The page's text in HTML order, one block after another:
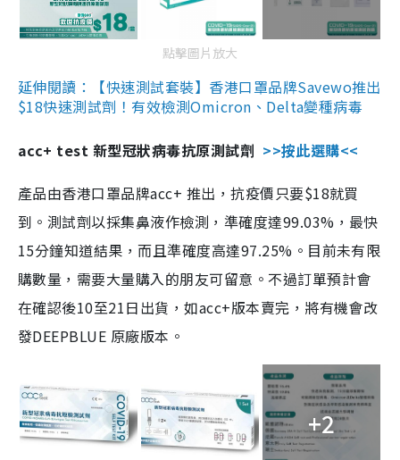
點擊圖片放大
延伸閱讀：【快速測試套裝】香港口罩品牌Savewo推出
$18快速測試劑！有效檢測Omicron、Delta變種病毒
acc+ test 新型冠狀病毒抗原測試劑 >>按此選購<<
產品由香港口罩品牌acc+ 推出，抗疫價只要$18就買
到。測試劑以採集鼻液作檢測，準確度達99.03%，最快
15分鐘知道結果，而且準確度高達97.25%。目前未有限
購數量，需要大量購入的朋友可留意。不過訂單預計會
在確認後10至21日出貨，如acc+版本賣完，將有機會改
發DEEPBLUE 原廠版本。
+2